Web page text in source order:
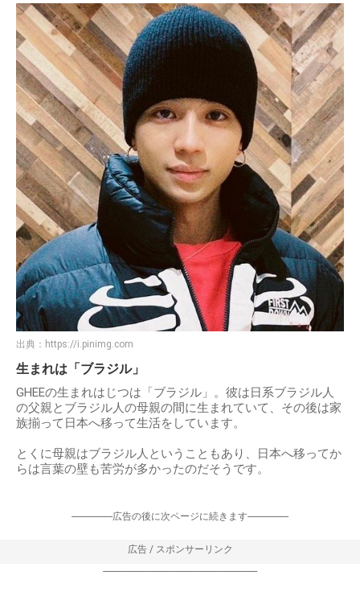
出典： https://i.pinimg.com
生まれは「ブラジル」
GHEEの生まれはじつは「ブラジル」。彼は日系ブラジル人
の父親とブラジル人の母親の間に生まれていて、その後は家
族揃って日本へ移って生活をしています。
とくに母親はブラジル人ということもあり、日本へ移ってか
らは言葉の壁も苦労が多かったのだそうです。
-----------------広告の後に次ページに続きます-----------------
広告 / スポンサーリンク
----------------------------------------------------------------